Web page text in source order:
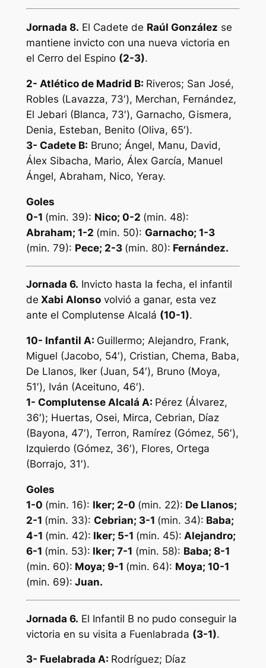
Jornada 8. El Cadete de Raúl González se
mantiene invicto con una nueva victoria en
el Cerro del Espino (2-3).
2- Atlético de Madrid B: Riveros; San José,
Robles (Lavazza, 73′), Merchan, Fernández,
El Jebari (Blanca, 73′), Garnacho, Gismera,
Denia, Esteban, Benito (Oliva, 65′).
3- Cadete B: Bruno; Ángel, Manu, David,
Álex Sibacha, Mario, Álex García, Manuel
Ángel, Abraham, Nico, Yeray.
Goles
0-1 (min. 39): Nico; 0-2 (min. 48):
Abraham; 1-2 (min. 50): Garnacho; 1-3
(min. 79): Pece; 2-3 (min. 80): Fernández.
Jornada 6. Invicto hasta la fecha, el infantil
de Xabi Alonsovolvió a ganar, esta vez
ante el Complutense Alcalá (10-1).
10- Infantil A: Guillermo; Alejandro, Frank,
Miguel (Jacobo, 54′), Cristian, Chema, Baba,
De Llanos, Iker (Juan, 54′), Bruno (Moya,
51′), Iván (Aceituno, 46′).
1- Complutense Alcalá A: Pérez (Álvarez,
36′); Huertas, Osei, Mirca, Cebrian, Díaz
(Bayona, 47′), Terron, Ramírez (Gómez, 56′),
Izquierdo (Gómez, 36′), Flores, Ortega
(Borrajo, 31′).
Goles
1-0 (min. 16): Iker; 2-0 (min. 22): De Llanos;
2-1 (min. 33): Cebrian; 3-1 (min. 34): Baba;
4-1 (min. 42): Iker; 5-1 (min. 45): Alejandro;
6-1 (min. 53): Iker; 7-1 (min. 58): Baba; 8-1
(min. 60): Moya; 9-1 (min. 64): Moya; 10-1
(min. 69): Juan.
Jornada 6. El Infantil B no pudo conseguir la
victoria en su visita a Fuenlabrada (3-1).
3- Fuelabrada A: Rodríguez; Díaz